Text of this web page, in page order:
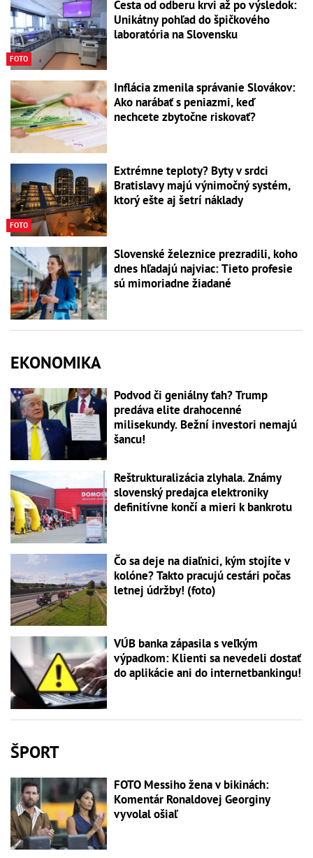
FOTO
Cesta od odberu krvi až po výsledok:
Unikátny pohľad do špičkového
laboratória na Slovensku
Inflácia zmenila správanie Slovákov:
Ako narábať s peniazmi, keď
nechcete zbytočne riskovať?
FOTO
Extrémne teploty? Byty v srdci
Bratislavy majú výnimočný systém,
ktorý ešte aj šetrí náklady
Slovenské železnice prezradili, koho
dnes hľadajú najviac: Tieto profesie
sú mimoriadne žiadané
EKONOMIKA
Podvod či geniálny ťah? Trump
predáva elite drahocenné
milisekundy. Bežní investori nemajú
šancu!
Reštrukturalizácia zlyhala. Známy
slovenský predajca elektroniky
definitívne končí a mieri k bankrotu
Čo sa deje na diaľnici, kým stojíte v
kolóne? Takto pracujú cestári počas
letnej údržby! (foto)
VÚB banka zápasila s veľkým
výpadkom: Klienti sa nevedeli dostať
do aplikácie ani do internetbankingu!
ŠPORT
FOTO Messiho žena v bikinách:
Komentár Ronaldovej Georginy
vyvolal ošiaľ